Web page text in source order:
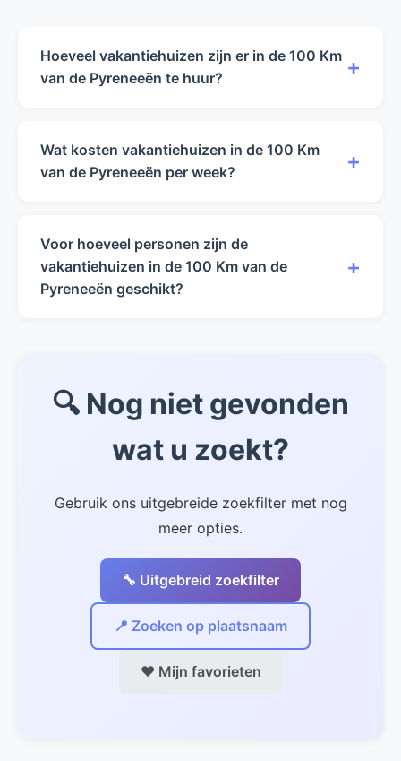
Hoeveel vakantiehuizen zijn er in de 100 Km
van de Pyreneeën te huur?
+
de 100 Km van de Pyreneeën beschikbaar voor
verhuur.
Wat kosten vakantiehuizen in de 100 Km
van de Pyreneeën per week?
+
variëren van €0 tot €0 per week, afhankelijk
van het seizoen en de accommodatie.
Voor hoeveel personen zijn de
vakantiehuizen in de 100 Km van de
Pyreneeën geschikt?
+
🔍 Nog niet gevonden
wat u zoekt?
Gebruik ons uitgebreide zoekfilter met nog
meer opties.
🔧 Uitgebreid zoekfilter
📍 Zoeken op plaatsnaam
❤️ Mijn favorieten